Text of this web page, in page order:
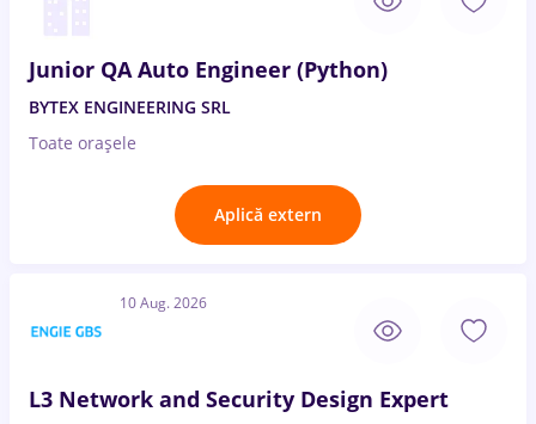
Junior QA Auto Engineer (Python)
BYTEX ENGINEERING SRL
Toate oraşele
Aplică extern
10 Aug. 2026
L3 Network and Security Design Expert